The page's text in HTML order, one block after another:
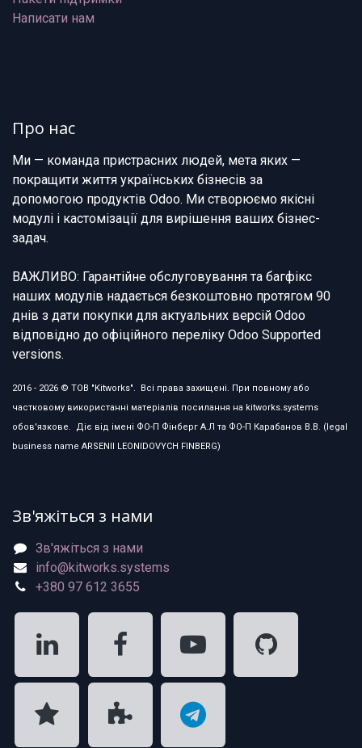
Написати нам
Про нас
Ми — команда пристрасних людей, мета яких —
покращити життя українських бізнесів за
допомогою продуктів Odoo. Ми створюємо якісні
модулі і кастомізації для вирішення ваших бізнес-
задач.
ВАЖЛИВО: Гарантійне обслуговування та багфікс
наших модулів надається безкоштовно протягом 90
днів з дати покупки для актуальних версій Odoo
відповідно до офіційного переліку Odoo Supported
versions.
2016 - 2026 © ТОВ "Kitworks". Всі права захищені. При повному або
частковому використанні матеріалів посилання на kitworks.systems
обов'язкове. Діє від імені ФО-П Фінберг А.Л та ФО-П Карабанов В.В. (legal
business name ARSENII LEONIDOVYCH FINBERG)
Зв'яжіться з нами
Зв'яжіться з нами
info@kitworks.systems
+380 97 612 3655